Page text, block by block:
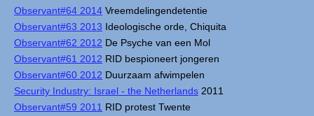
Observant#64 2014 Vreemdelingendetentie
Observant#63 2013 Ideologische orde, Chiquita
Observant#62 2012 De Psyche van een Mol
Observant#61 2012 RID bespioneert jongeren
Observant#60 2012 Duurzaam afwimpelen
Security Industry: Israel - the Netherlands 2011
Observant#59 2011 RID protest Twente